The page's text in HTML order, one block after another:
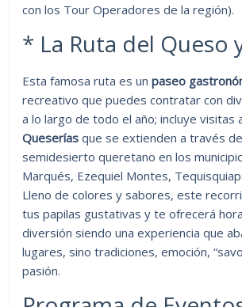
con los Tour Operadores de la región).
* La Ruta del Queso
Esta famosa ruta es un paseo
recreativo que puedes contratar con
a lo largo de todo el año; incluye visitas
Queserías que se extienden a través
semidesierto queretano en los
Marqués, Ezequiel Montes,
Lleno de colores y sabores, este
tus papilas gustativas y te ofrecerá
diversión siendo una experiencia que
lugares, sino tradiciones, emoción,
pasión.